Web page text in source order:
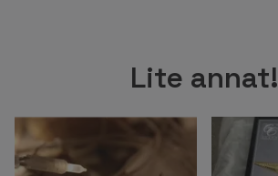
Lite annat!